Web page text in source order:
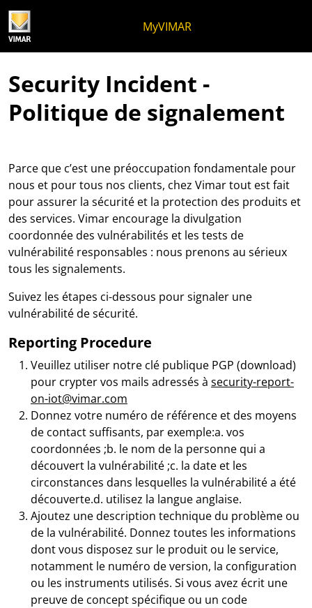
MyVIMAR
Security Incident -
Politique de signalement
Parce que c’est une préoccupation fondamentale pour
nous et pour tous nos clients, chez Vimar tout est fait
pour assurer la sécurité et la protection des produits et
des services. Vimar encourage la divulgation
coordonnée des vulnérabilités et les tests de
vulnérabilité responsables : nous prenons au sérieux
tous les signalements.
Suivez les étapes ci-dessous pour signaler une
vulnérabilité de sécurité.
Reporting Procedure
Veuillez utiliser notre clé publique PGP (download)
pour crypter vos mails adressés à security-report-
on-iot@vimar.com
Donnez votre numéro de référence et des moyens
de contact suffisants, par exemple:a. vos
coordonnées ;b. le nom de la personne qui a
découvert la vulnérabilité ;c. la date et les
circonstances dans lesquelles la vulnérabilité a été
découverte.d. utilisez la langue anglaise.
Ajoutez une description technique du problème ou
de la vulnérabilité. Donnez toutes les informations
dont vous disposez sur le produit ou le service,
notamment le numéro de version, la configuration
ou les instruments utilisés. Si vous avez écrit une
preuve de concept spécifique ou un code